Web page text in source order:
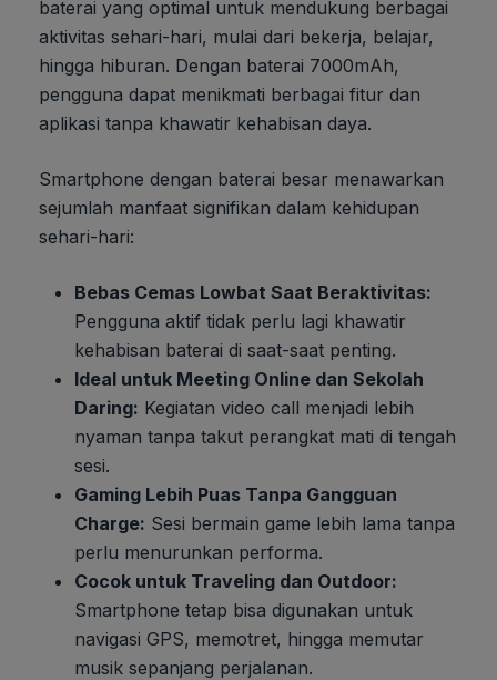
baterai yang optimal untuk mendukung berbagai
aktivitas sehari-hari, mulai dari bekerja, belajar,
hingga hiburan. Dengan baterai 7000mAh,
pengguna dapat menikmati berbagai fitur dan
aplikasi tanpa khawatir kehabisan daya.
Smartphone dengan baterai besar menawarkan
sejumlah manfaat signifikan dalam kehidupan
sehari-hari:
Bebas Cemas Lowbat Saat Beraktivitas:
Pengguna aktif tidak perlu lagi khawatir
kehabisan baterai di saat-saat penting.
Ideal untuk Meeting Online dan Sekolah
Daring: Kegiatan video call menjadi lebih
nyaman tanpa takut perangkat mati di tengah
sesi.
Gaming Lebih Puas Tanpa Gangguan
Charge: Sesi bermain game lebih lama tanpa
perlu menurunkan performa.
Cocok untuk Traveling dan Outdoor:
Smartphone tetap bisa digunakan untuk
navigasi GPS, memotret, hingga memutar
musik sepanjang perjalanan.